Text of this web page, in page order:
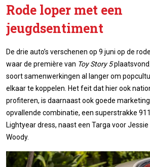
Rode loper met een
jeugdsentiment
De drie auto’s verschenen op 9 juni op de
waar de première van Toy Story 5
soort samenwerkingen al langer om
elkaar te koppelen. Het feit dat hier ook
profiteren, is daarnaast ook goede
opvallende combinatie, een superstrakke
Lightyear dress, naast een Targa voor
Woody.